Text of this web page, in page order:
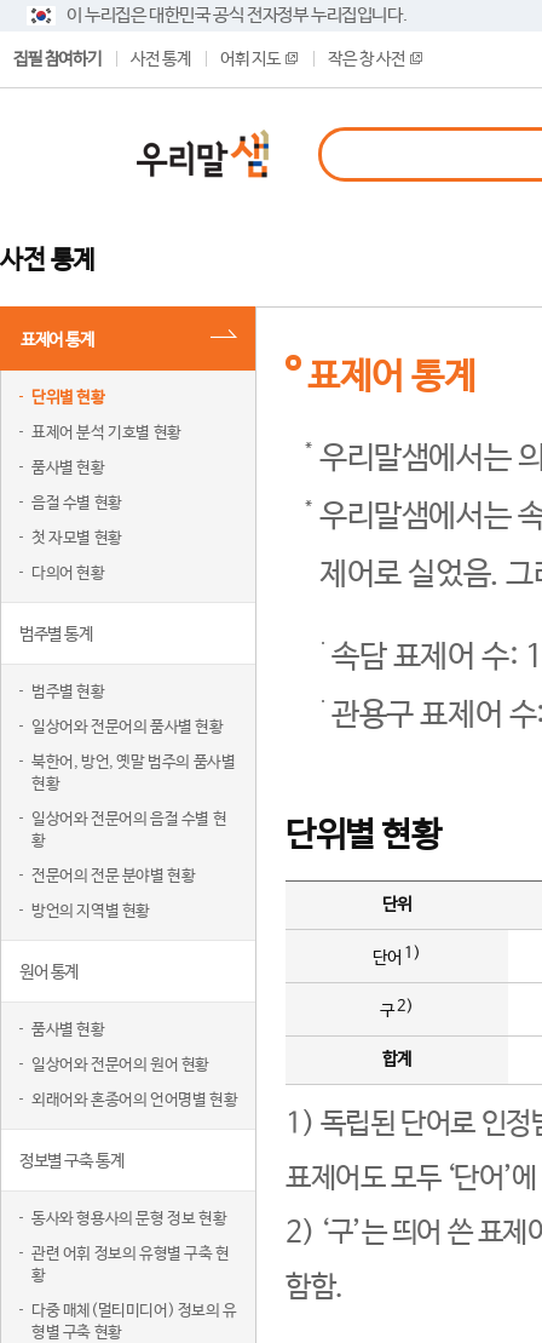
이 누리집은 대한민국 공식 전자정부 누리집입니다.
집필 참여하기 사전 통계 어휘 지도 작은 창 사전
사전 통계
표제어 통계
단위별 현황
표제어 분석 기호별 현황
품사별 현황
음절 수별 현황
첫 자모별 현황
다의어 현황
범주별 통계
범주별 현황
일상어와 전문어의 품사별 현황
북한어, 방언, 옛말 범주의 품사별
현황
일상어와 전문어의 음절 수별 현
황
전문어의 전문 분야별 현황
방언의 지역별 현황
원어 통계
품사별 현황
일상어와 전문어의 원어 현황
외래어와 혼종어의 언어명별 현황
정보별 구축 통계
동사와 형용사의 문형 정보 현황
관련 어휘 정보의 유형별 구축 현
황
다중 매체(멀티미디어) 정보의 유
형별 구축 현황
표제어 통계
우리말샘에서는
우리말샘에서는
제어로 실었음.
속담 표제어 수:
관용구 표제어
단위별 현황
단위
단어 1)
구2)
합계
1) 독립된 단어로 인정
표제어도 모두 ‘단어’
2) ‘구’는 띄어 쓴 표
함함.